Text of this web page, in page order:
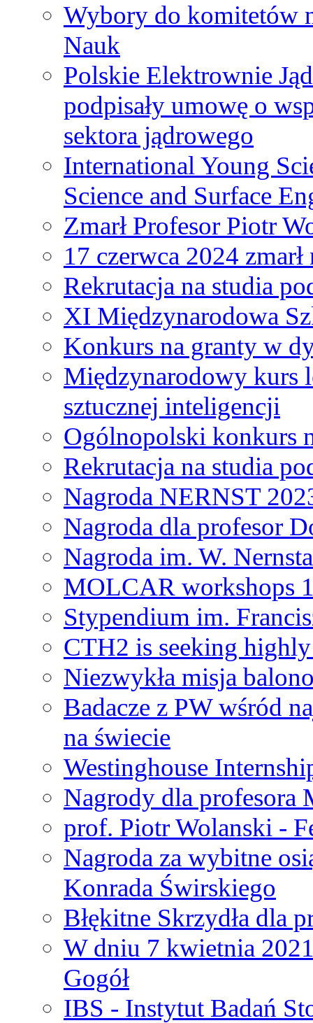
Wybory do komitetów
Nauk
Polskie Elektrownie
podpisały umowę o
sektora jądrowego
International Young
Science and Surface
Zmarł Profesor Piotr
17 czerwca 2024
Rekrutacja na studia
XI Międzynarodowa
Konkurs na granty w
Międzynarodowy kurs
sztucznej inteligencji
Ogólnopolski konkurs
Rekrutacja na studia
Nagroda NERNST
Nagroda dla profesor
Nagroda im. W.
MOLCAR workshops
Stypendium im.
CTH2 is seeking
Niezwykła misja
Badacze z PW wśród
na świecie
Westinghouse
Nagrody dla profesora
prof. Piotr Wolanski -
Nagroda za wybitne
Konrada Świrskiego
Błękitne Skrzydła dla
W dniu 7 kwietnia
Gogół
IBS - Instytut Badań